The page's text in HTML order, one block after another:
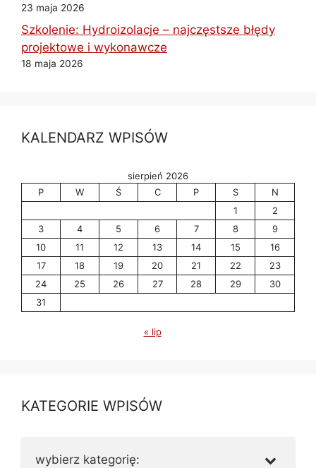
23 maja 2026
Szkolenie: Hydroizolacje – najczęstsze błędy
projektowe i wykonawcze
18 maja 2026
KALENDARZ WPISÓW
sierpień 2026
P
W Ś C P S
N
1
2
3
4 5 6 7 8
9
10
11 12 13 14 15
16
17
18 19 20 21 22
23
24
25 26 27 28 29
30
31
« lip
KATEGORIE WPISÓW
wybierz kategorię: